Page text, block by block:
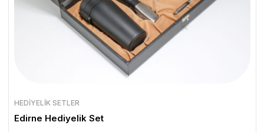
HEDIYELIK SETLER
Edirne Hediyelik Set